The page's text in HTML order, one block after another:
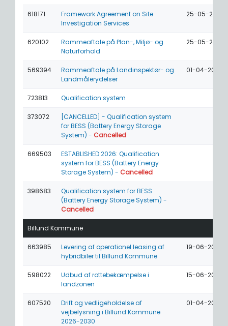
618171
Framework Agreement on Site
Investigation Services
25-05-2026
620102
Rammeaftale på Plan-, Miljø- og
Naturforhold
25-05-2026
569394
Rammeaftale på Landinspektør- og
Landmålerydelser
01-04-2026
723813 Qualification system
373072
[CANCELLED] - Qualification system
for BESS (Battery Energy Storage
System) - Cancelled
669503
ESTABLISHED 2026: Qualification
system for BESS (Battery Energy
Storage System) - Cancelled
398683
Qualification system for BESS
(Battery Energy Storage System) -
Cancelled
Billund Kommune
663985
Levering af operationel leasing af
hybridbiler til Billund Kommune
19-06-2026
598022
Udbud af rottebekæmpelse i
landzonen
15-06-2026
607520
Drift og vedligeholdelse af
vejbelysning i Billund Kommune
2026-2030
01-04-2026